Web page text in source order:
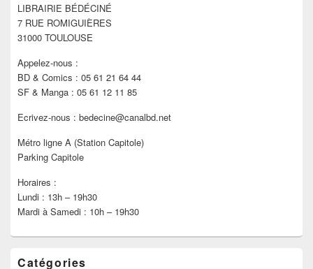
barre
latérale
LIBRAIRIE BÉDÉCINÉ
7 RUE ROMIGUIÈRES
31000 TOULOUSE
Appelez-nous :
BD & Comics : 05 61 21 64 44
SF & Manga : 05 61 12 11 85
Ecrivez-nous : bedecine@canalbd.net
Métro ligne A (Station Capitole)
Parking Capitole
Horaires :
Lundi : 13h – 19h30
Mardi à Samedi : 10h – 19h30
Catégories